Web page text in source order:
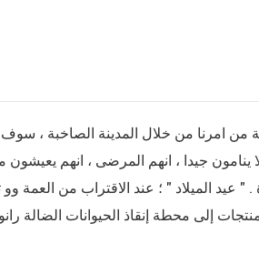
امرنا من خلال المدينة الصاخبة ،
ينامون جيدا ، انهم المرضى ، انهم
إلى محطة إنقاذ الحيوانات الضالة